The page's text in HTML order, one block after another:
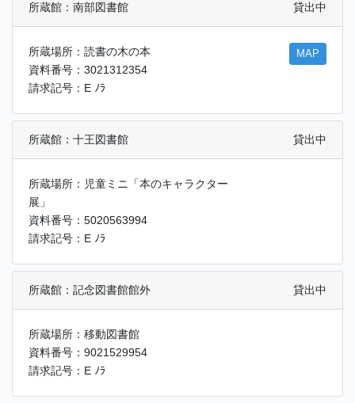
所蔵館：南部図書館 貸出中
所蔵場所：読書の木の本
資料番号：3021312354
請求記号：E ﾉﾗ
MAP
所蔵館：十王図書館 貸出中
所蔵場所：児童ミニ「本のキャラクター
展」
資料番号：5020563994
請求記号：E ﾉﾗ
所蔵館：記念図書館館外 貸出中
所蔵場所：移動図書館
資料番号：9021529954
請求記号：E ﾉﾗ